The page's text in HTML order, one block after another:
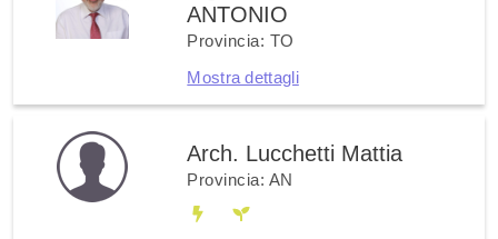
ANTONIO
Provincia: TO
Mostra dettagli
Arch. Lucchetti Mattia
Provincia: AN